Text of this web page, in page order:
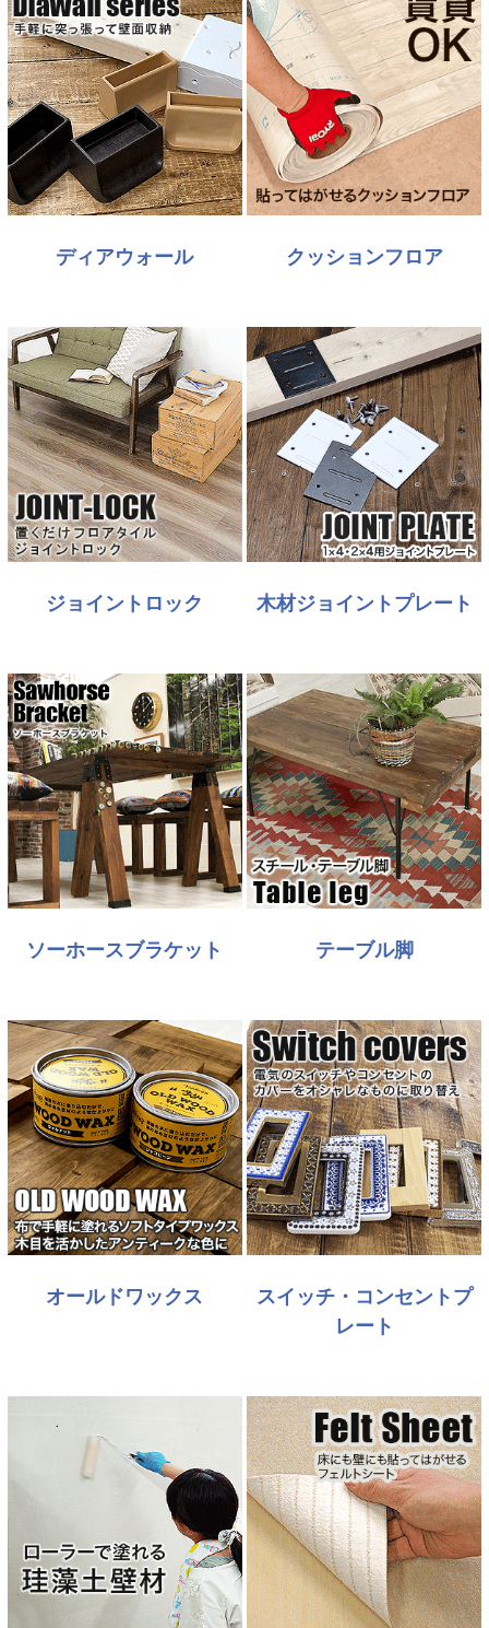
ディアウォール クッションフロア
ジョイントロック 木材ジョイントプレート
ソーホースブラケット テーブル脚
オールドワックス
スイッチ・コンセントプ
レート